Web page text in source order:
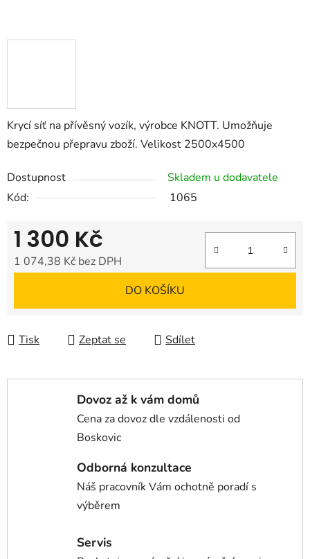
Krycí síť na přívěsný vozík, výrobce KNOTT. Umožňuje
bezpečnou přepravu zboží. Velikost 2500x4500
Dostupnost
Skladem u dodavatele
Kód:
1065
1 300 Kč
1 074,38 Kč bez DPH
DO KOŠÍKU
Tisk Zeptat se Sdílet
Dovoz až k vám domů
Cena za dovoz dle vzdálenosti od
Boskovic
Odborná konzultace
Náš pracovník Vám ochotně poradí s
výběrem
Servis